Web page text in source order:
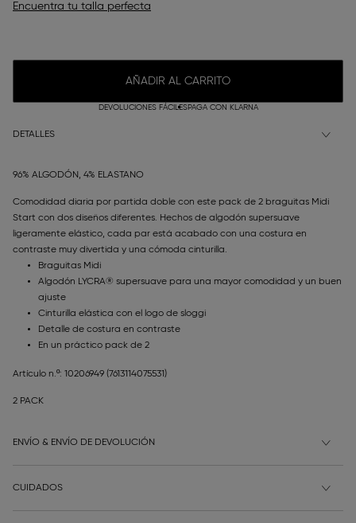
Encuentra tu talla perfecta
AÑADIR AL CARRITO
DEVOLUCIONES FÁCILESPAGA CON KLARNA
DETALLES
96% ALGODÓN, 4% ELASTANO
Comodidad diaria por partida doble con este pack de 2 braguitas Midi
Start con dos diseños diferentes. Hechos de algodón supersuave
ligeramente elástico, cada par está acabado con una costura en
contraste muy divertida y una cómoda cinturilla.
Braguitas Midi
Algodón LYCRA® supersuave para una mayor comodidad y un buen
ajuste
Cinturilla elástica con el logo de sloggi
Detalle de costura en contraste
En un práctico pack de 2
Artículo n.º: 10206949 (7613114075531)
2 PACK
ENVÍO & ENVÍO DE DEVOLUCIÓN
CUIDADOS